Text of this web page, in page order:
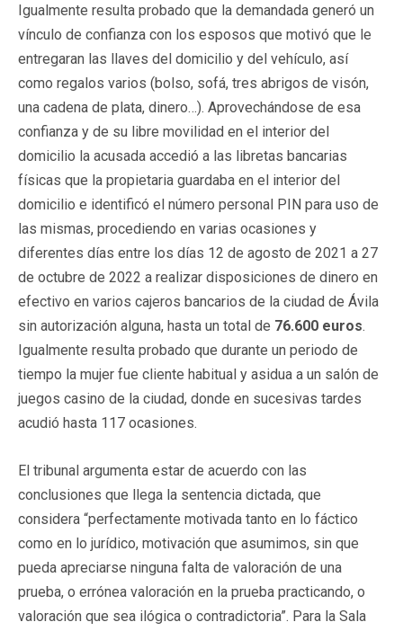
Igualmente resulta probado que la demandada generó un
vínculo de confianza con los esposos que motivó que le
entregaran las llaves del domicilio y del vehículo, así
como regalos varios (bolso, sofá, tres abrigos de visón,
una cadena de plata, dinero…). Aprovechándose de esa
confianza y de su libre movilidad en el interior del
domicilio la acusada accedió a las libretas bancarias
físicas que la propietaria guardaba en el interior del
domicilio e identificó el número personal PIN para uso de
las mismas, procediendo en varias ocasiones y
diferentes días entre los días 12 de agosto de 2021 a 27
de octubre de 2022 a realizar disposiciones de dinero en
efectivo en varios cajeros bancarios de la ciudad de Ávila
sin autorización alguna, hasta un total de 76.600 euros.
Igualmente resulta probado que durante un periodo de
tiempo la mujer fue cliente habitual y asidua a un salón de
juegos casino de la ciudad, donde en sucesivas tardes
acudió hasta 117 ocasiones.
El tribunal argumenta estar de acuerdo con las
conclusiones que llega la sentencia dictada, que
considera “perfectamente motivada tanto en lo fáctico
como en lo jurídico, motivación que asumimos, sin que
pueda apreciarse ninguna falta de valoración de una
prueba, o errónea valoración en la prueba practicando, o
valoración que sea ilógica o contradictoria”. Para la Sala